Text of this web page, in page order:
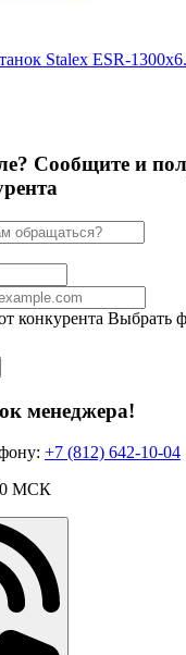
Stalex ESR-
Сообщите и
конкурента Выбрать
менеджера!
+7 (812) 642-10-04
МСК